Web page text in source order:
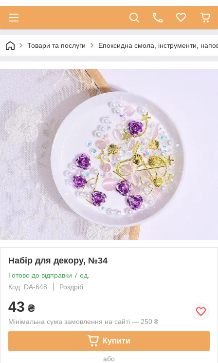
Товари та послуги Епоксидна смола, інструменти,
Набір для декору, №34
Готово до відправки 7 од.
Код: DA-648
Роздріб
43 ₴
Мінімальна сума замовлення на сайті — 250 ₴
Купити
або